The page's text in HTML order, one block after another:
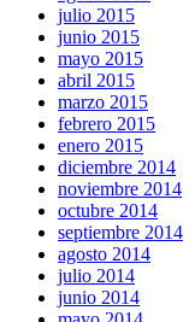
julio 2015
junio 2015
mayo 2015
abril 2015
marzo 2015
febrero 2015
enero 2015
diciembre 2014
noviembre 2014
octubre 2014
septiembre 2014
agosto 2014
julio 2014
junio 2014